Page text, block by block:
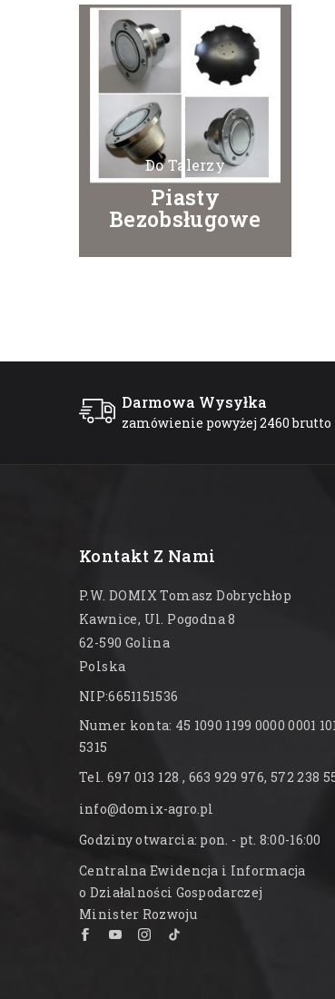
Do Talerzy
Piasty
Bezobsługowe
Darmowa Wysyłka
zamówienie powyżej 2460 brutto
Kontakt Z Nami
P.W. DOMIX Tomasz Dobrychłop
Kawnice, Ul. Pogodna 8
62-590 Golina
Polska
NIP:6651151536
Numer konta: 45 1090 1199 0000 0001
5315
Tel. 697 013 128 , 663 929 976, 572 238
info@domix-agro.pl
Godziny otwarcia: pon. - pt. 8:00-16:00
Centralna Ewidencja i Informacja
o Działalności Gospodarczej
Minister Rozwoju